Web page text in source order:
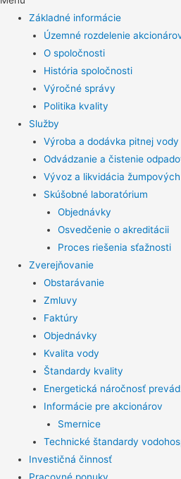
Základné informácie
Územné rozdelenie
O spoločnosti
História spoločnosti
Výročné správy
Politika kvality
Služby
Výroba a dodávka pitnej vody
Odvádzanie a čistenie
Vývoz a likvidácia
Skúšobné laboratórium
Objednávky
Osvedčenie o akreditácii
Proces riešenia sťažnosti
Zverejňovanie
Obstarávanie
Zmluvy
Faktúry
Objednávky
Kvalita vody
Štandardy kvality
Energetická náročnosť
Informácie pre akcionárov
Smernice
Technické štandardy
Investičná činnosť